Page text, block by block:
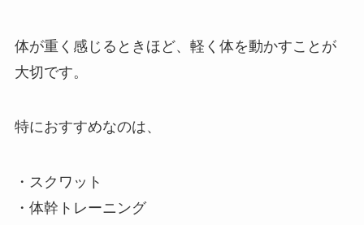
体が重く感じるときほど、軽く体を動かすことが
大切です。
特におすすめなのは、
・スクワット
・体幹トレーニング